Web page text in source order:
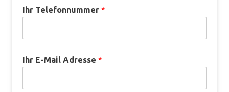
Ihr Telefonnummer *
Ihr E-Mail Adresse *